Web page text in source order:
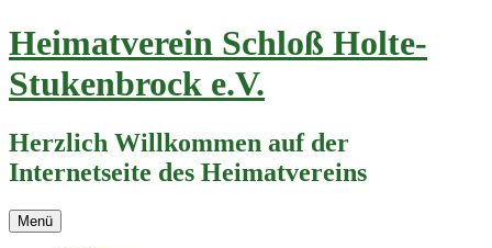
Zum
Inhalt
springen
Heimatverein Schloß Holte-
Stukenbrock e.V.
Herzlich Willkommen auf der
Internetseite des Heimatvereins
Menü